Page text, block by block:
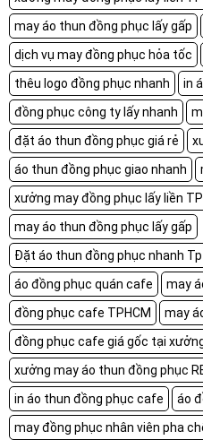
may áo thun đồng phục lấy gấp
dịch vụ may đồng phục hỏa tốc
thêu logo đồng phục nhanh
in
đồng phục công ty lấy nhanh
đặt áo thun đồng phục giá rẻ
áo thun đồng phục giao nhanh
xưởng may đồng phục lấy liền
may áo thun đồng phục lấy gấp
Đặt áo thun đồng phục nhanh Tp
áo đồng phục quán cafe
may
đồng phục cafe TPHCM
may
đồng phục cafe giá gốc tại
xưởng may áo thun đồng phục
in áo thun đồng phục cafe
áo
may đồng phục nhân viên pha